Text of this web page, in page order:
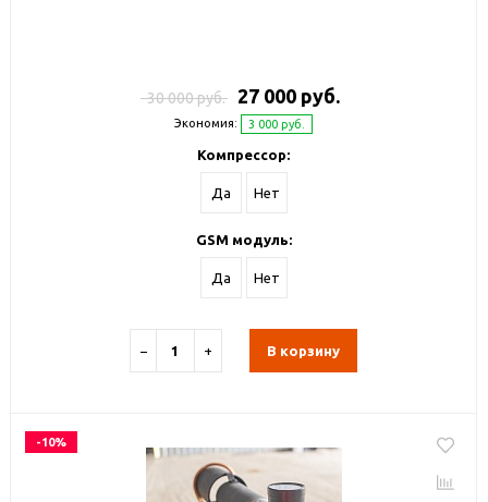
30 000 руб. 27 000 руб.
Экономия: 3 000 руб.
Компрессор:
Да Нет
GSM модуль:
Да Нет
− + В корзину
-10%